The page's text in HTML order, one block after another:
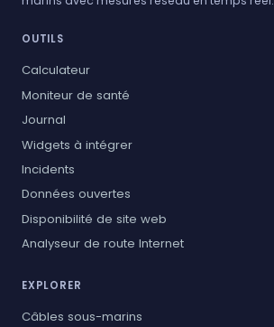
OUTILS
Calculateur
Moniteur de santé
Journal
Widgets à intégrer
Incidents
Données ouvertes
Disponibilité de site web
Analyseur de route Internet
EXPLORER
Câbles sous-marins